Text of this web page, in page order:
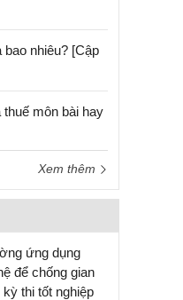
bao nhiêu? [Cập
môn bài hay
Xem thêm
ứng dụng
để chống gian
kỳ thi tốt nghiệp